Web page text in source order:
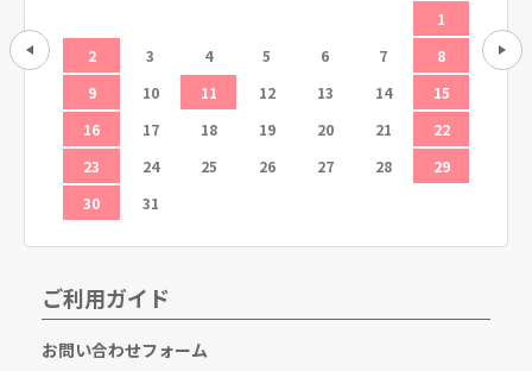
12
1
2
3 4 5 6 7
8
9
10 11 12 13 14
15
16
17 18 19 20 21
22
23
24 25 26 27 28
29
30
31
6
ご利用ガイド
お問い合わせフォーム